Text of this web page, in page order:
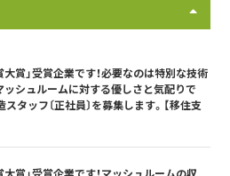
大賞」受賞企業です！必要なのは特別な技術
ッシュルームに対する優しさと気配りで
スタッフ〔正社員〕を募集します。【移住支